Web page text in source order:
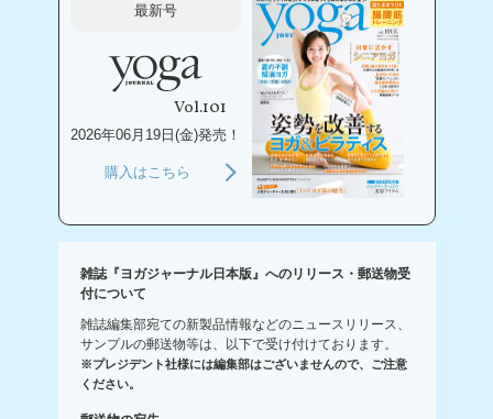
最新号
Vol.101
2026年06月19日(金)発売！
購入はこちら
雑誌『ヨガジャーナル日本版』へのリリース・郵送物受
付について
雑誌編集部宛ての新製品情報などのニュースリリース、
サンプルの郵送物等は、以下で受け付けております。
※プレジデント社様には編集部はございませんので、ご注意
ください。